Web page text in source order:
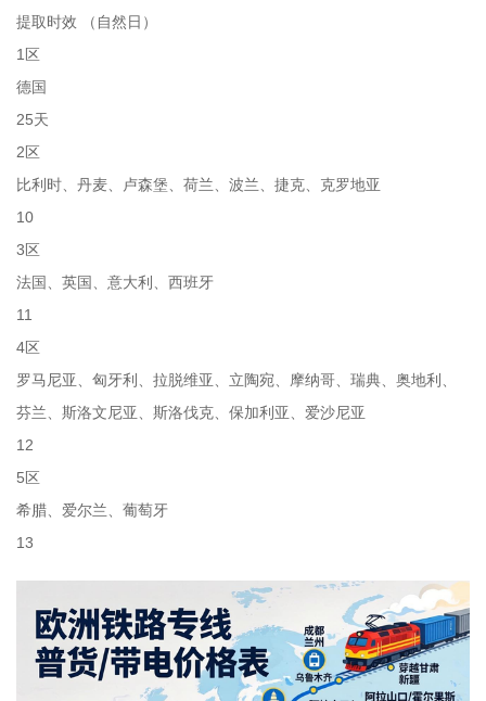
提取时效 （自然日）
1区
德国
25天
2区
比利时、丹麦、卢森堡、荷兰、波兰、捷克、克罗地亚
10
3区
法国、英国、意大利、西班牙
11
4区
罗马尼亚、匈牙利、拉脱维亚、立陶宛、摩纳哥、瑞典、奥地利、
芬兰、斯洛文尼亚、斯洛伐克、保加利亚、爱沙尼亚
12
5区
希腊、爱尔兰、葡萄牙
13